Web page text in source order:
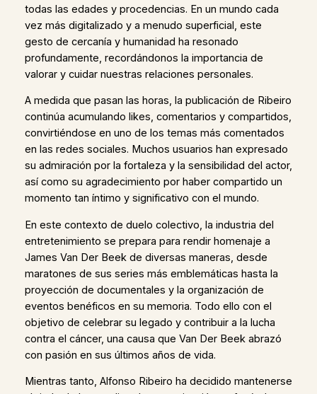
todas las edades y procedencias. En un mundo cada
vez más digitalizado y a menudo superficial, este
gesto de cercanía y humanidad ha resonado
profundamente, recordándonos la importancia de
valorar y cuidar nuestras relaciones personales.
A medida que pasan las horas, la publicación de Ribeiro
continúa acumulando likes, comentarios y compartidos,
convirtiéndose en uno de los temas más comentados
en las redes sociales. Muchos usuarios han expresado
su admiración por la fortaleza y la sensibilidad del actor,
así como su agradecimiento por haber compartido un
momento tan íntimo y significativo con el mundo.
En este contexto de duelo colectivo, la industria del
entretenimiento se prepara para rendir homenaje a
James Van Der Beek de diversas maneras, desde
maratones de sus series más emblemáticas hasta la
proyección de documentales y la organización de
eventos benéficos en su memoria. Todo ello con el
objetivo de celebrar su legado y contribuir a la lucha
contra el cáncer, una causa que Van Der Beek abrazó
con pasión en sus últimos años de vida.
Mientras tanto, Alfonso Ribeiro ha decidido mantenerse